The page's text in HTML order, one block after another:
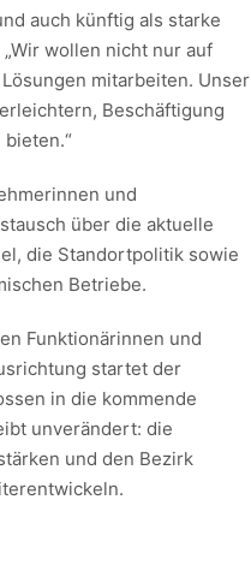
auch künftig als starke
wollen nicht nur auf
mitarbeiten. Unser
Beschäftigung
und
über die aktuelle
die Standortpolitik sowie
Betriebe.
Funktionärinnen und
startet der
in die kommende
unverändert: die
und den Bezirk